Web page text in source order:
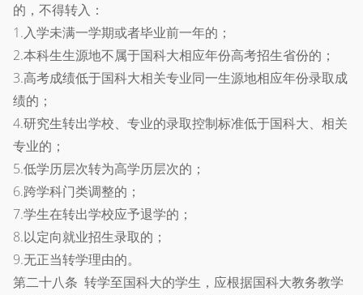
的，不得转入：
1.入学未满一学期或者毕业前一年的；
2.本科生生源地不属于国科大相应年份高考招生省份的；
3.高考成绩低于国科大相关专业同一生源地相应年份录取成
绩的；
4.研究生转出学校、专业的录取控制标准低于国科大、相关
专业的；
5.低学历层次转为高学历层次的；
6.跨学科门类调整的；
7.学生在转出学校应予退学的；
8.以定向就业招生录取的；
9.无正当转学理由的。
第二十八条 转学至国科大的学生，应根据国科大教务教学